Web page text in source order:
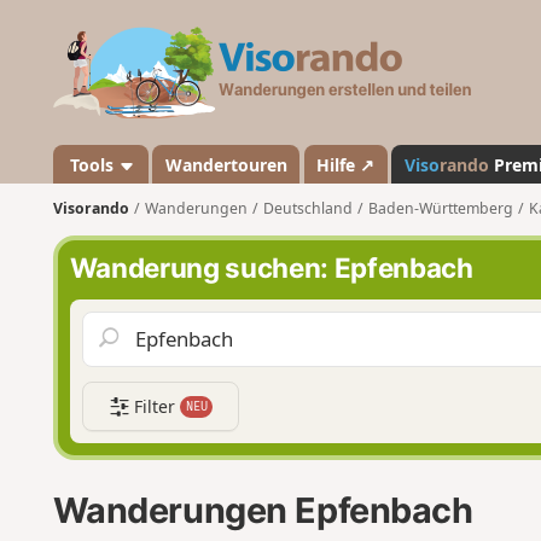
a
n
d
o
Tools Wandertouren Hilfe ↗ Visorando
Visorando Wanderungen Deutschland Baden-Württemberg
Wanderung suchen: Epfenbach
Filter NEU
Wanderungen Epfenbach